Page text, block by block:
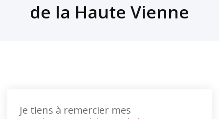
de la Haute Vienne
Je tiens à remercier mes